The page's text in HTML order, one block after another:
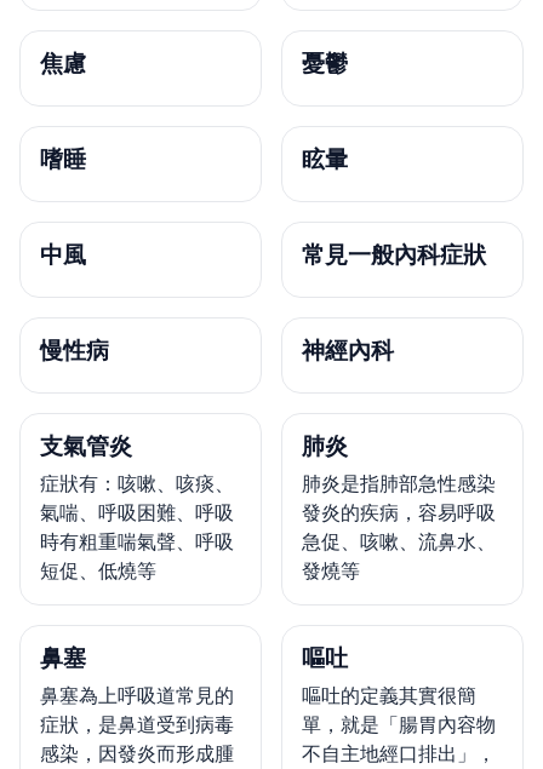
焦慮 憂鬱
嗜睡 眩暈
中風 常見一般內科症狀
慢性病 神經內科
支氣管炎
症狀有：咳嗽、咳痰、
氣喘、呼吸困難、呼吸
時有粗重喘氣聲、呼吸
短促、低燒等
肺炎
肺炎是指肺部急性感染
發炎的疾病，容易呼吸
急促、咳嗽、流鼻水、
發燒等
鼻塞
鼻塞為上呼吸道常見的
症狀，是鼻道受到病毒
感染，因發炎而形成腫
嘔吐
嘔吐的定義其實很簡
單，就是「腸胃內容物
不自主地經口排出」，